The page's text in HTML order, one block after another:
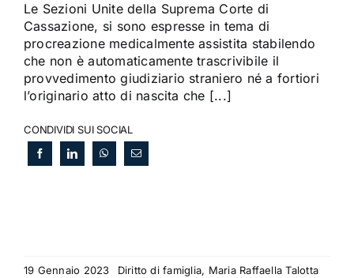
Le Sezioni Unite della Suprema Corte di
Cassazione, si sono espresse in tema di
procreazione medicalmente assistita stabilendo
che non è automaticamente trascrivibile il
provvedimento giudiziario straniero né a fortiori
l’originario atto di nascita che [...]
CONDIVIDI SUI SOCIAL
19 Gennaio 2023 Diritto di famiglia, Maria Raffaella Talotta